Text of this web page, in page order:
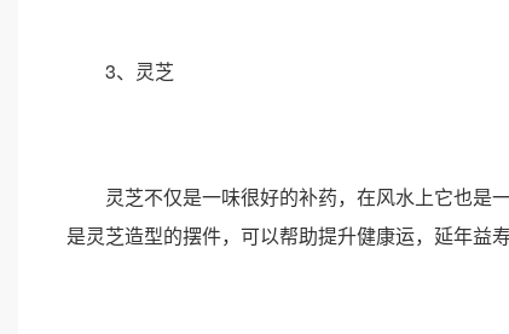
3、灵芝
灵芝不仅是一味很好的补药，在风水上它也是
是灵芝造型的摆件，可以帮助提升健康运，延年益寿